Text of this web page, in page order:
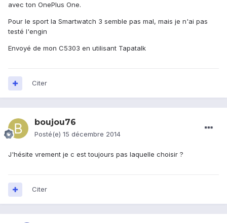
avec ton OnePlus One.
Pour le sport la Smartwatch 3 semble pas mal, mais je n'ai pas
testé l'engin
Envoyé de mon C5303 en utilisant Tapatalk
Citer
boujou76
Posté(e) 15 décembre 2014
J'hésite vrement je c est toujours pas laquelle choisir ?
Citer